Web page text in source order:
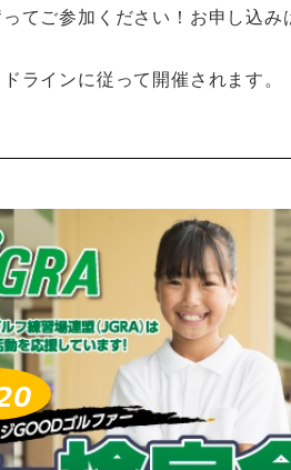
てご参加ください！お申し込み
ラインに従って開催されます。